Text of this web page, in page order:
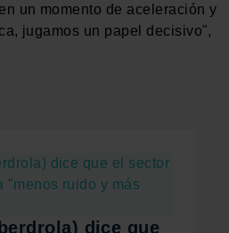
un momento de aceleración y
jugamos un papel decisivo",
dice que